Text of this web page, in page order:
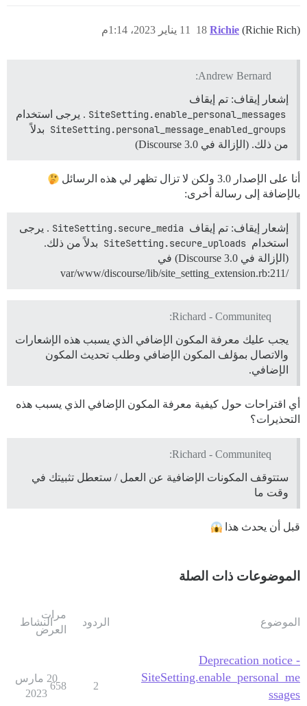
Richie (Richie Rich) 11 يناير 2023، 1:14م 18
Andrew Bernard:
إشعار إيقاف: تم إيقاف
SiteSetting.enable_personal_messages . يرجى استخدام
SiteSetting.personal_message_enabled_groups بدلاً
من ذلك. (الإزالة في Discourse 3.0)
أنا على الإصدار 3.0 ولكن لا تزال تظهر لي هذه الرسائل
بالإضافة إلى رسالة أخرى:
إشعار إيقاف: تم إيقاف SiteSetting.secure_media . يرجى
استخدام SiteSetting.secure_uploads بدلاً من ذلك.
(الإزالة في Discourse 3.0) في
/var/www/discourse/lib/site_setting_extension.rb:211
Richard - Communiteq:
يجب عليك معرفة المكون الإضافي الذي يسبب هذه الإشعارات
والاتصال بمؤلف المكون الإضافي وطلب تحديث المكون
الإضافي.
أي اقتراحات حول كيفية معرفة المكون الإضافي الذي يسبب هذه
التحذيرات؟
Richard - Communiteq:
ستتوقف المكونات الإضافية عن العمل / ستعطل تثبيتك في
وقت ما
قبل أن يحدث هذا
الموضوعات ذات الصلة
الموضوع الردود
مرات
العرض
النشاط
Deprecation notice -
SiteSetting.enable_personal_me
ssages
2
658
20 مارس
2023